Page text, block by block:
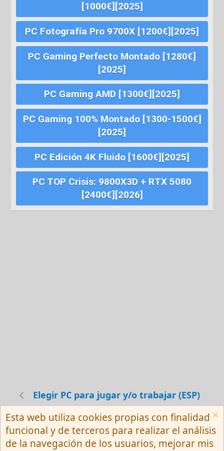
[1000€][2025]
PC Fotografía Pro 9700X [1200€][2025]
PC Gaming Perfecto Montado [1280€]
[2025]
PC Gaming AMD [1300€][2025]
PC Gaming 100% Montado [1300-1500€]
[2025]
PC Edición 4K Fluido [1600€][2025]
PC TOP Crisis: 9800X3D + RTX 5080
[2400€][2026]
Elegir PC para jugar y/o trabajar (ESP)
Español (Neutro) Tu
Contactarnos
Términos y reglas
R
Esta web utiliza cookies propias con finalidad
funcional y de terceros para realizar el análisis
de la navegación de los usuarios, mejorar mis